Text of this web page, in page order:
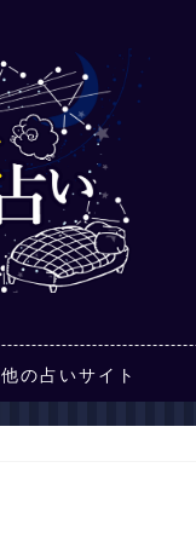
他の占いサイト